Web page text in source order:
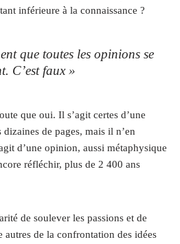
inférieure à la connaissance ?
que toutes les opinions se
C’est faux »
que oui. Il s’agit certes d’une
de pages, mais il n’en
d’une opinion, aussi métaphysique
réfléchir, plus de 2 400 ans
de soulever les passions et de
autres de la confrontation des idées